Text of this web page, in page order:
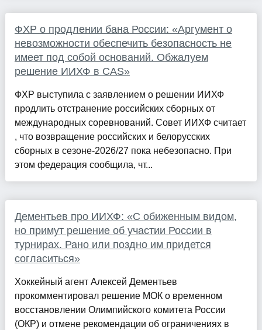
ФХР о продлении бана России: «Аргумент о
невозможности обеспечить безопасность не
имеет под собой оснований. Обжалуем
решение ИИХФ в CAS»
ФХР выступила с заявлением о решении ИИХФ
продлить отстранение российских сборных от
международных соревнований. Совет ИИХФ считает
, что возвращение российских и белорусских
сборных в сезоне-2026/27 пока небезопасно. При
этом федерация сообщила, чт...
Дементьев про ИИХФ: «С обиженным видом,
но примут решение об участии России в
турнирах. Рано или поздно им придется
согласиться»
Хоккейный агент Алексей Дементьев
прокомментировал решение МОК о временном
восстановлении Олимпийского комитета России
(ОКР) и отмене рекомендации об ограничениях в